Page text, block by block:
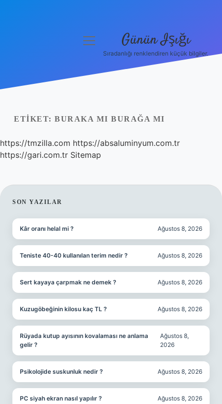
Yasal Uyarı
Hakkımızda
menüyü
Günün Işığı
Sıradanlığı renklendiren küçük bilgiler.
ETIKET: BURAKA MI BURAĞA MI
https://tmzilla.com https://absaluminyum.com.tr
https://gari.com.tr Sitemap
SIDEBAR
SON YAZILAR
Kâr oranı helal mi ? Ağustos 8, 2026
Teniste 40-40 kullanılan terim nedir ? Ağustos 8, 2026
Sert kayaya çarpmak ne demek ? Ağustos 8, 2026
Kuzugöbeğinin kilosu kaç TL ? Ağustos 8, 2026
Rüyada kutup ayısının kovalaması ne anlama
gelir ?
Ağustos 8,
2026
Psikolojide suskunluk nedir ? Ağustos 8, 2026
PC siyah ekran nasıl yapılır ? Ağustos 8, 2026